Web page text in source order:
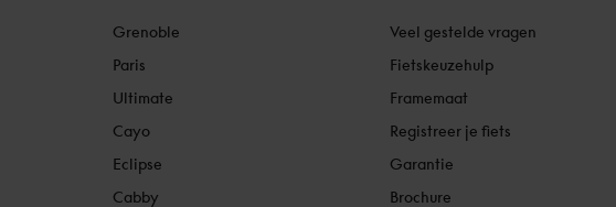
Grenoble
Paris
Ultimate
Cayo
Eclipse
Cabby
Veel gestelde vragen
Fietskeuzehulp
Framemaat
Registreer je fiets
Garantie
Brochure